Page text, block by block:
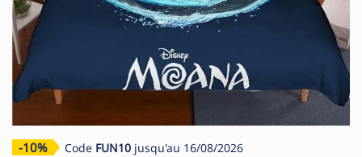
-10% Code FUN10 jusqu'au 16/08/2026